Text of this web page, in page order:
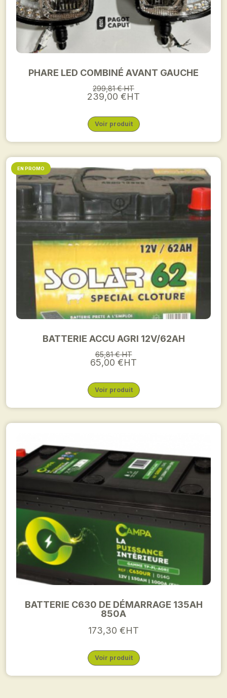
PHARE LED COMBINÉ AVANT GAUCHE
299,81 € HT
239,00 €HT
Voir produit
BATTERIE ACCU AGRI 12V/62AH
65,81 € HT
65,00 €HT
Voir produit
EN PROMO
BATTERIE C630 DE DÉMARRAGE 135AH
850A
173,30 €HT
Voir produit